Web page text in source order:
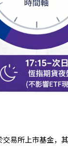
交易所上市基金，